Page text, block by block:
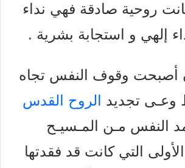
روحية صادقة فهي نداء
إلهي و استجابة بشرية .
أصبحت وقوف النفس تجاه
وعـى تجديد
الروح القدس
النفس مـن المـسيـح
التي كانت قد فقدتها